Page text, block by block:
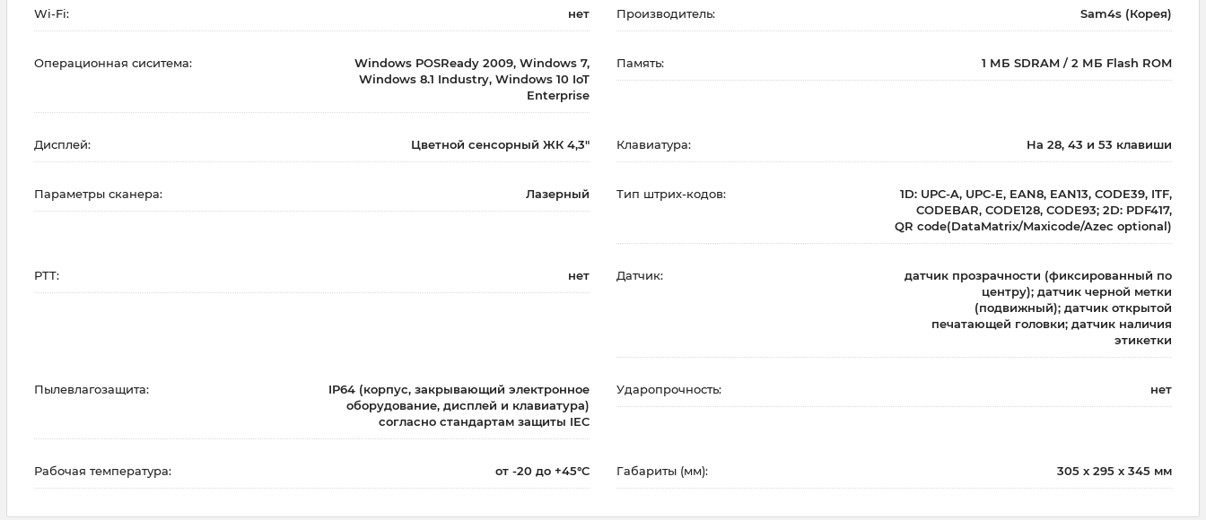
Wi-Fi: нет Производитель: Sam4s (Корея)
Операционная сиситема:
Windows POSReady 2009, Windows 7,
Windows 8.1 Industry, Windows 10 IoT
Enterprise
Память: 1 МБ SDRAM / 2 МБ Flash ROM
Дисплей: Цветной сенсорный ЖК 4,3″ Клавиатура: На 28, 43 и 53 клавиши
Параметры сканера: Лазерный Тип штрих-кодов:
1D: UPC-A, UPC-E, EAN8, EAN13, CODE39, ITF,
CODEBAR, CODE128, CODE93; 2D: PDF417,
QR code(DataMatrix/Maxicode/Azec optional)
PTT: нет Датчик:
датчик прозрачности (фиксированный по
центру); датчик черной метки
(подвижный); датчик открытой
печатающей головки; датчик наличия
этикетки
Пылевлагозащита:
IP64 (корпус, закрывающий электронное
оборудование, дисплей и клавиатура)
согласно стандартам защиты IEC
Ударопрочность: нет
Рабочая температура: от -20 до +45°C Габариты (мм): 305 х 295 х 345 мм